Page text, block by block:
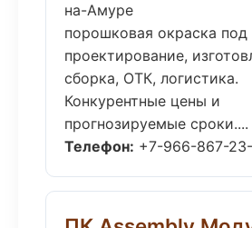
на-Амуре
порошковая окраска под
проектирование,
сборка, ОТК, логистика.
Конкурентные цены и
прогнозируемые сроки....
Телефон: +7-966-867-